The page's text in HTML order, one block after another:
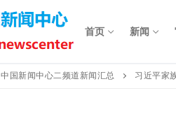
首页 新闻
中国新闻中心二频道新闻汇总 习近平家